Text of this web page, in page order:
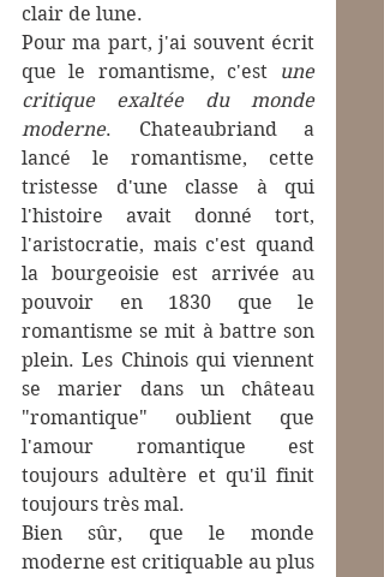
clair de lune.
Pour ma part, j'ai souvent écrit
que le romantisme, c'est
une
critique exaltée du monde
moderne. Chateaubriand a
lancé le romantisme, cette
tristesse d'une classe à qui
l'histoire avait donné tort,
l'aristocratie, mais c'est quand
la bourgeoisie est arrivée au
pouvoir en 1830 que le
romantisme se mit à battre son
plein. Les Chinois qui viennent
se marier dans un château
"romantique" oublient que
l'amour romantique est
toujours adultère et qu'il finit
toujours très mal.
Bien sûr, que le monde
moderne est critiquable au plus